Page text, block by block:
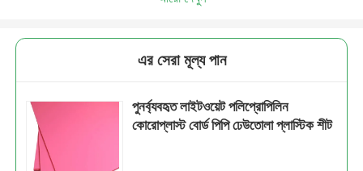
এর সেরা মূল্য পান
পুনর্ব্যবহৃত লাইটওয়েট পলিপ্রোপিলিন
কোরোপ্লাস্ট বোর্ড পিপি ঢেউতোলা প্লাস্টিক শীট